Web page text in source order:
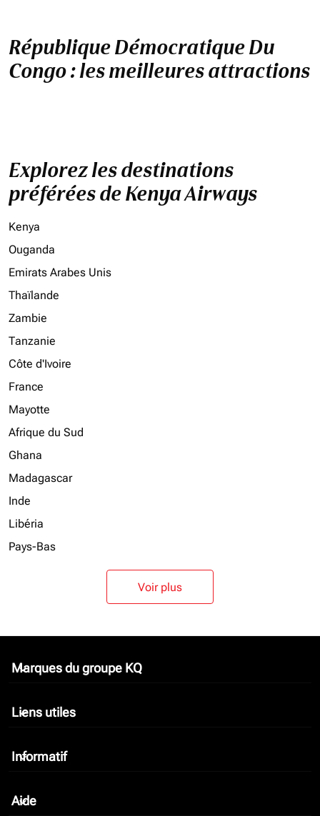
République Démocratique Du
Congo : les meilleures attractions
Explorez les destinations
préférées de Kenya Airways
Kenya
Ouganda
Emirats Arabes Unis
Thaïlande
Zambie
Tanzanie
Côte d'Ivoire
France
Mayotte
Afrique du Sud
Ghana
Madagascar
Inde
Libéria
Pays-Bas
Voir plus
Marques du groupe KQ
keyboard_arrow_down
Liens utiles
keyboard_arrow_down
Informatif
keyboard_arrow_down
Aide
keyboard_arrow_down